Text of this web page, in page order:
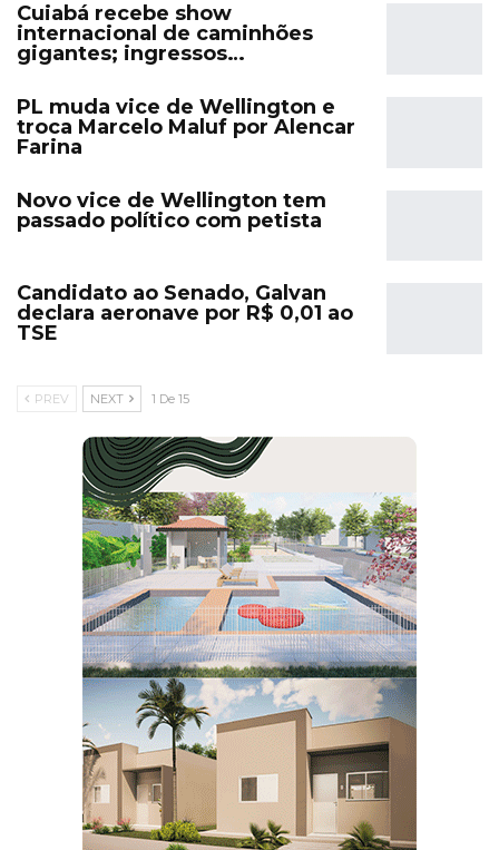
Cuiabá recebe show
internacional de caminhões
gigantes; ingressos…
PL muda vice de Wellington e
troca Marcelo Maluf por Alencar
Farina
Novo vice de Wellington tem
passado político com petista
Candidato ao Senado, Galvan
declara aeronave por R$ 0,01 ao
TSE
PREV NEXT 1 De 15